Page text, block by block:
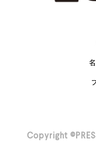
Copyright